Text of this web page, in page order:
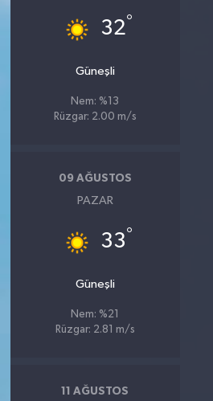
32°
Güneşli
Nem: %13
Rüzgar: 2.00 m/s
09 AĞUSTOS
PAZAR
33°
Güneşli
Nem: %21
Rüzgar: 2.81 m/s
11 AĞUSTOS